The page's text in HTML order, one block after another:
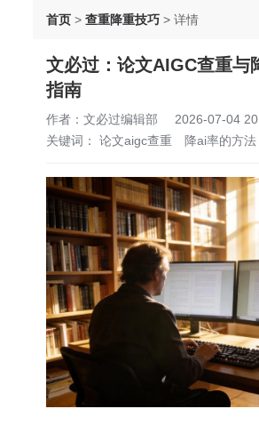
首页 > 查重降重技巧 > 详情
文必过：论文AIGC查重与
指南
作者：文必过编辑部
2026-07-04
关键词： 论文aigc查重 降ai率的方法